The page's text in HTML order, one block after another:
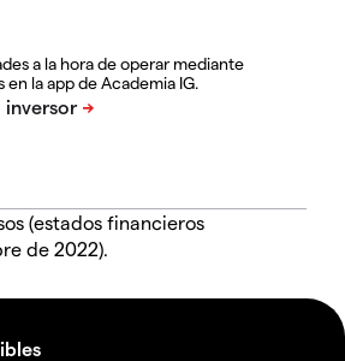
a la hora de operar mediante
la app de Academia IG.
(estados financieros
de 2022).